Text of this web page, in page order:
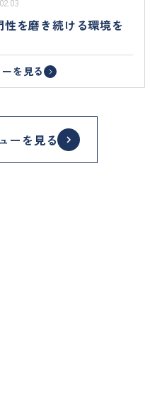
を磨き続ける環境を
を見る
ーを見る